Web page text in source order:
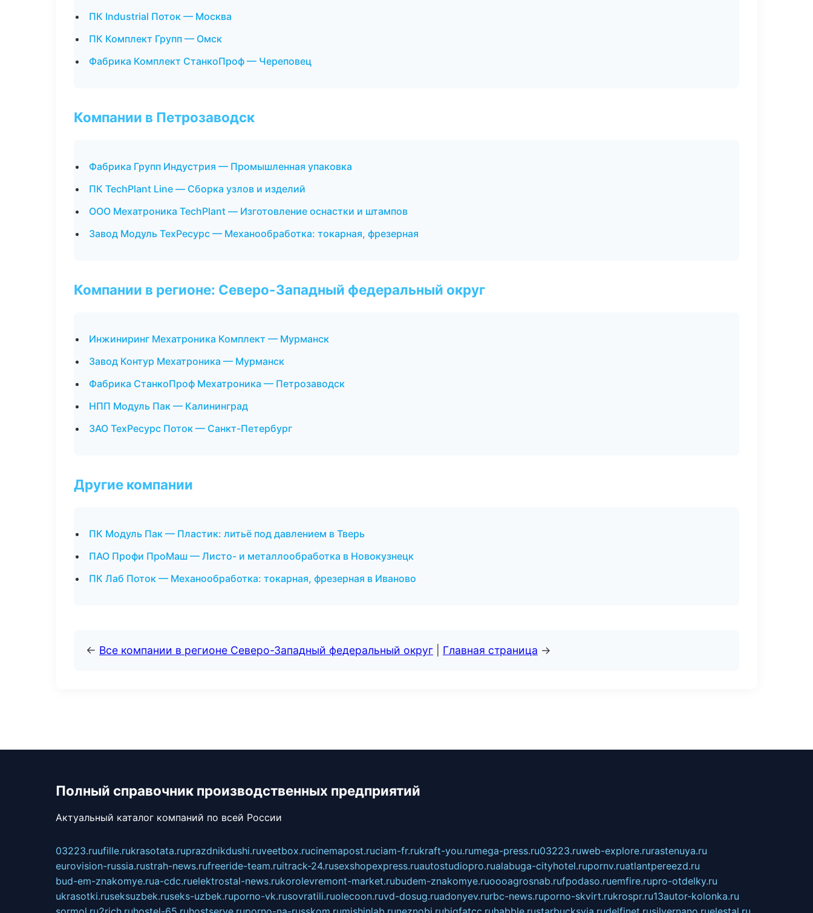
ПК Industrial Поток — Москва
ПК Комплект Групп — Омск
Фабрика Комплект СтанкоПроф — Череповец
Компании в Петрозаводск
Фабрика Групп Индустрия — Промышленная упаковка
ПК TechPlant Line — Сборка узлов и изделий
ООО Мехатроника TechPlant — Изготовление оснастки и штампов
Завод Модуль ТехРесурс — Механообработка: токарная, фрезерная
Компании в регионе: Северо-Западный федеральный округ
Инжиниринг Мехатроника Комплект — Мурманск
Завод Контур Мехатроника — Мурманск
Фабрика СтанкоПроф Мехатроника — Петрозаводск
НПП Модуль Пак — Калининград
ЗАО ТехРесурс Поток — Санкт-Петербург
Другие компании
ПК Модуль Пак — Пластик: литьё под давлением в Тверь
ПАО Профи ПроМаш — Листо- и металлообработка в Новокузнецк
ПК Лаб Поток — Механообработка: токарная, фрезерная в Иваново
← Все компании в регионе Северо-Западный федеральный округ Главная страница →
Полный справочник производственных предприятий
Актуальный каталог компаний по всей России
03223.ruufille.rukrasotata.ruprazdnikdushi.ruveetbox.rucinemapost.ruciam-fr.rukraft-you.rumega-press.ru03223.ruweb-explore.rurastenuya.ru
eurovision-russia.rustrah-news.rufreeride-team.ruitrack-24.rusexshopexpress.ruautostudiopro.rualabuga-cityhotel.rupornv.ruatlantpereezd.ru
bud-em-znakomye.rua-cdc.ruelektrostal-news.rukorolevremont-market.rubudem-znakomye.ruoooagrosnab.rufpodaso.ruemfire.rupro-otdelky.ru
ukrasotki.ruseksuzbek.ruseks-uzbek.ruporno-vk.rusovratili.ruolecoon.ruvd-dosug.ruadonyev.rurbc-news.ruporno-skvirt.rukrospr.ru13autor-kolonka.ru